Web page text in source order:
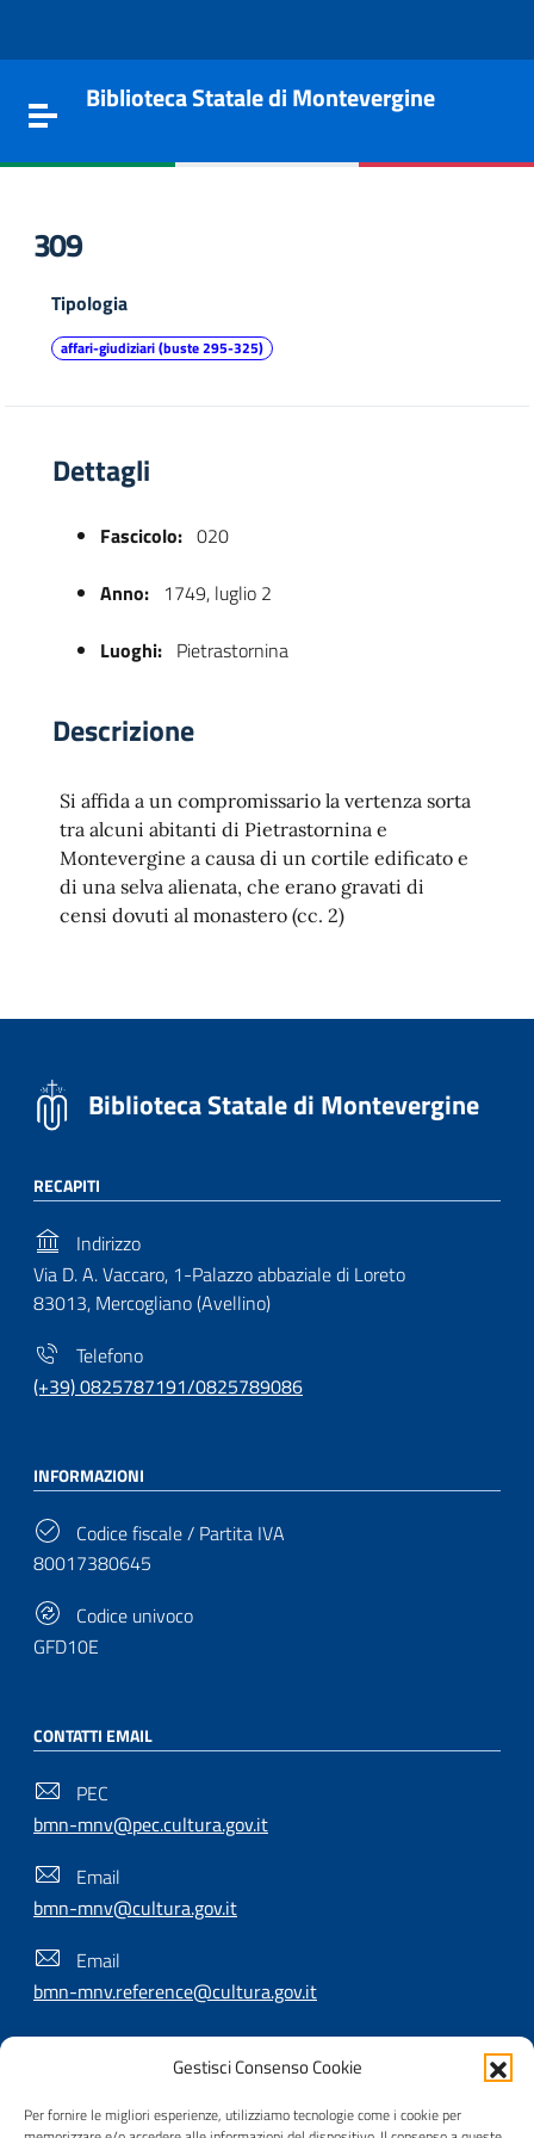
Gestisci Consenso Cookie
Per fornire le migliori esperienze, utilizziamo tecnologie come i cookie per
Toggle navigation
Biblioteca Statale di Montevergine
309
Tipologia
affari-giudiziari (buste 295-325)
Dettagli
Fascicolo: 020
Anno: 1749, luglio 2
Luoghi: Pietrastornina
Descrizione
Si affida a un compromissario la vertenza sorta
tra alcuni abitanti di Pietrastornina e
Montevergine a causa di un cortile edificato e
di una selva alienata, che erano gravati di
censi dovuti al monastero (cc. 2)
Biblioteca Statale di Montevergine
RECAPITI
Indirizzo
Via D. A. Vaccaro, 1-Palazzo abbaziale di Loreto
83013, Mercogliano (Avellino)
Telefono
(+39) 0825787191/0825789086
INFORMAZIONI
Codice fiscale / Partita IVA
80017380645
Codice univoco
GFD10E
CONTATTI EMAIL
PEC
bmn-mnv@pec.cultura.gov.it
Email
bmn-mnv@cultura.gov.it
Email
bmn-mnv.reference@cultura.gov.it